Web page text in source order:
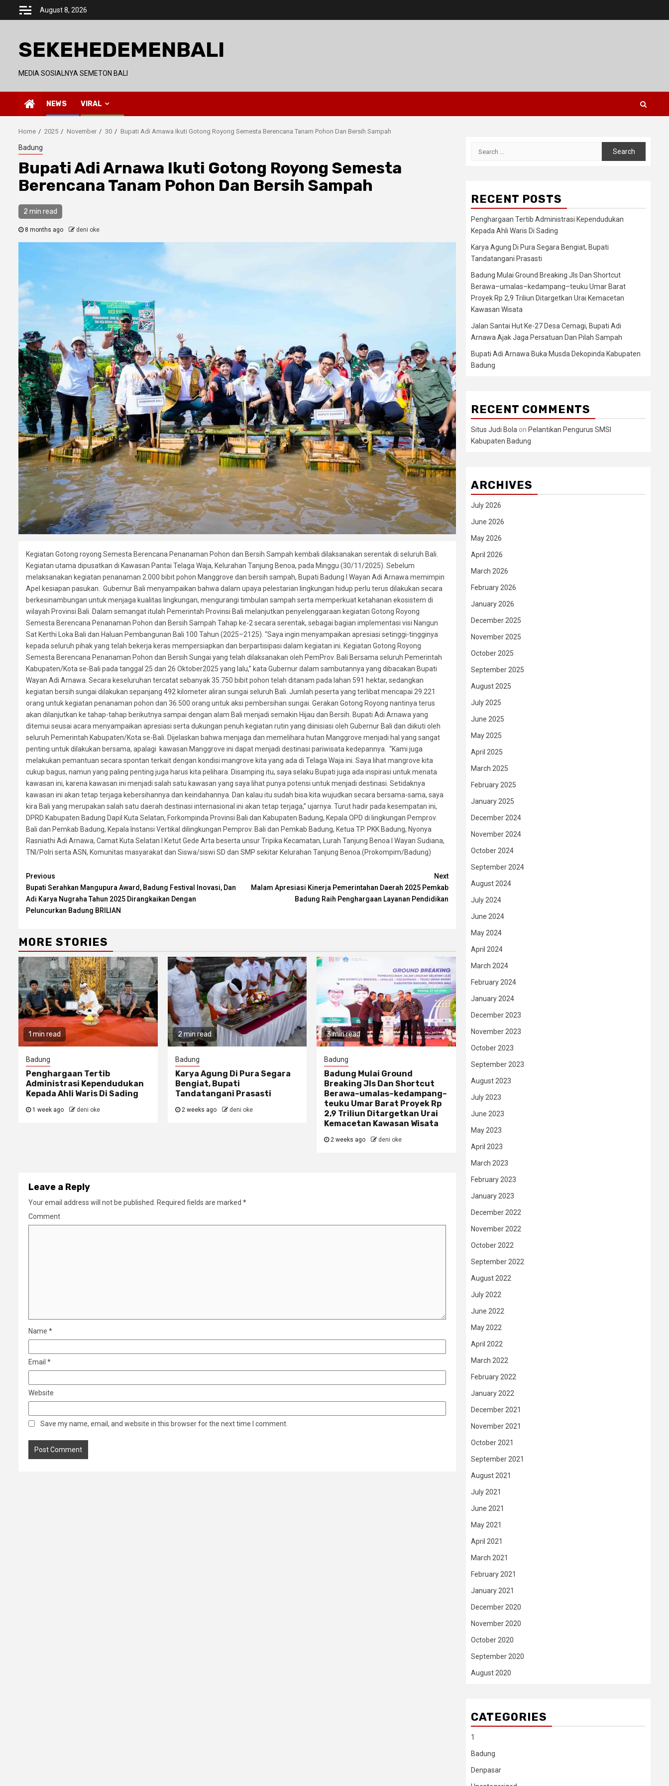
August 8, 2026
SEKEHEDEMENBALI
MEDIA SOSIALNYA SEMETON BALI
NEWS VIRAL
Home 2025 November 30 Bupati Adi Arnawa Ikuti Gotong Royong Semesta Berencana Tanam Pohon Dan Bersih Sampah
Badung
Bupati Adi Arnawa Ikuti Gotong Royong Semesta
Berencana Tanam Pohon Dan Bersih Sampah
2 min read
8 months ago deni oke
Kegiatan Gotong royong Semesta Berencana Penanaman Pohon dan Bersih Sampah kembali dilaksanakan serentak di seluruh Bali.
Kegiatan utama dipusatkan di Kawasan Pantai Telaga Waja, Kelurahan Tanjung Benoa, pada Minggu (30/11/2025). Sebelum
melaksanakan kegiatan penanaman 2.000 bibit pohon Manggrove dan bersih sampah, Bupati Badung I Wayan Adi Arnawa memimpin
Apel kesiapan pasukan. Gubernur Bali menyampaikan bahwa dalam upaya pelestarian lingkungan hidup perlu terus dilakukan secara
berkesinambungan untuk menjaga kualitas lingkungan, mengurangi timbulan sampah serta memperkuat ketahanan ekosistem di
wilayah Provinsi Bali. Dalam semangat itulah Pemerintah Provinsi Bali melanjutkan penyelenggaraan kegiatan Gotong Royong
Semesta Berencana Penanaman Pohon dan Bersih Sampah Tahap ke-2 secara serentak, sebagai bagian implementasi visi Nangun
Sat Kerthi Loka Bali dan Haluan Pembangunan Bali 100 Tahun (2025–2125). “Saya ingin menyampaikan apresiasi setinggi-tingginya
kepada seluruh pihak yang telah bekerja keras mempersiapkan dan berpartisipasi dalam kegiatan ini. Kegiatan Gotong Royong
Semesta Berencana Penanaman Pohon dan Bersih Sungai yang telah dilaksanakan oleh PemProv. Bali Bersama seluruh Pemerintah
Kabupaten/Kota se-Bali pada tanggal 25 dan 26 Oktober2025 yang lalu,” kata Gubernur dalam sambutannya yang dibacakan Bupati
Wayan Adi Arnawa. Secara keseluruhan tercatat sebanyak 35.750 bibit pohon telah ditanam pada lahan 591 hektar, sedangkan
kegiatan bersih sungai dilakukan sepanjang 492 kilometer aliran sungai seluruh Bali. Jumlah peserta yang terlibat mencapai 29.221
orang untuk kegiatan penanaman pohon dan 36.500 orang untuk aksi pembersihan sungai. Gerakan Gotong Royong nantinya terus
akan dilanjutkan ke tahap-tahap berikutnya sampai dengan alam Bali menjadi semakin Hijau dan Bersih. Bupati Adi Arnawa yang
ditemui seusai acara menyampaikan apresiasi serta dukungan penuh kegiatan rutin yang diinisiasi oleh Gubernur Bali dan diikuti oleh
seluruh Pemerintah Kabupaten/Kota se-Bali. Dijelaskan bahwa menjaga dan memelihara hutan Manggrove menjadi hal yang sangat
penting untuk dilakukan bersama, apalagi kawasan Manggrove ini dapat menjadi destinasi pariwisata kedepannya. “Kami juga
melakukan pemantuan secara spontan terkait dengan kondisi mangrove kita yang ada di Telaga Waja ini. Saya lihat mangrove kita
cukup bagus, namun yang paling penting juga harus kita pelihara. Disamping itu, saya selaku Bupati juga ada inspirasi untuk menata
kawasan ini, karena kawasan ini menjadi salah satu kawasan yang saya lihat punya potensi untuk menjadi destinasi. Setidaknya
kawasan ini akan tetap terjaga kebersihannya dan keindahannya. Dan kalau itu sudah bisa kita wujudkan secara bersama-sama, saya
kira Bali yang merupakan salah satu daerah destinasi internasional ini akan tetap terjaga,” ujarnya. Turut hadir pada kesempatan ini,
DPRD Kabupaten Badung Dapil Kuta Selatan, Forkompinda Provinsi Bali dan Kabupaten Badung, Kepala OPD di lingkungan Pemprov.
Bali dan Pemkab Badung, Kepala Instansi Vertikal dilingkungan Pemprov. Bali dan Pemkab Badung, Ketua TP. PKK Badung, Nyonya
Rasniathi Adi Arnawa, Camat Kuta Selatan I Ketut Gede Arta beserta unsur Tripika Kecamatan, Lurah Tanjung Benoa I Wayan Sudiana,
TNI/Polri serta ASN, Komunitas masyarakat dan Siswa/siswi SD dan SMP sekitar Kelurahan Tanjung Benoa.(Prokompim/Badung)
Continue
Reading
Previous
Bupati Serahkan Mangupura Award, Badung Festival Inovasi, Dan
Adi Karya Nugraha Tahun 2025 Dirangkaikan Dengan
Peluncurkan Badung BRILIAN
Next
Malam Apresiasi Kinerja Pemerintahan Daerah 2025 Pemkab
Badung Raih Penghargaan Layanan Pendidikan
MORE STORIES
1 min read
Badung
Penghargaan Tertib
Administrasi Kependudukan
Kepada Ahli Waris Di Sading
1 week ago deni oke
2 min read
Badung
Karya Agung Di Pura Segara
Bengiat, Bupati
Tandatangani Prasasti
2 weeks ago deni oke
3 min read
Badung
Badung Mulai Ground
Breaking Jls Dan Shortcut
Berawa–umalas–kedampang–
teuku Umar Barat Proyek Rp
2,9 Triliun Ditargetkan Urai
Kemacetan Kawasan Wisata
2 weeks ago deni oke
Leave a Reply
Your email address will not be published. Required fields are marked *
Comment
Name *
Email *
Website
Save my name, email, and website in this browser for the next time I comment.
RECENT POSTS
Penghargaan Tertib Administrasi Kependudukan
Kepada Ahli Waris Di Sading
Karya Agung Di Pura Segara Bengiat, Bupati
Tandatangani Prasasti
Badung Mulai Ground Breaking Jls Dan Shortcut
Berawa–umalas–kedampang–teuku Umar Barat
Proyek Rp 2,9 Triliun Ditargetkan Urai Kemacetan
Kawasan Wisata
Jalan Santai Hut Ke-27 Desa Cemagi, Bupati Adi
Arnawa Ajak Jaga Persatuan Dan Pilah Sampah
Bupati Adi Arnawa Buka Musda Dekopinda Kabupaten
Badung
RECENT COMMENTS
Situs Judi Bola on Pelantikan Pengurus SMSI
Kabupaten Badung
ARCHIVES
July 2026
June 2026
May 2026
April 2026
March 2026
February 2026
January 2026
December 2025
November 2025
October 2025
September 2025
August 2025
July 2025
June 2025
May 2025
April 2025
March 2025
February 2025
January 2025
December 2024
November 2024
October 2024
September 2024
August 2024
July 2024
June 2024
May 2024
April 2024
March 2024
February 2024
January 2024
December 2023
November 2023
October 2023
September 2023
August 2023
July 2023
June 2023
May 2023
April 2023
March 2023
February 2023
January 2023
December 2022
November 2022
October 2022
September 2022
August 2022
July 2022
June 2022
May 2022
April 2022
March 2022
February 2022
January 2022
December 2021
November 2021
October 2021
September 2021
August 2021
July 2021
June 2021
May 2021
April 2021
March 2021
February 2021
January 2021
December 2020
November 2020
October 2020
September 2020
August 2020
CATEGORIES
1
Badung
Denpasar